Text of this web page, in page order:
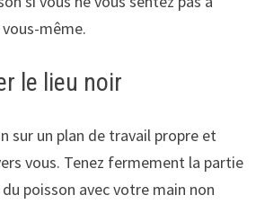
même.
le lieu noir
sur un plan de travail propre et
vous. Tenez fermement la partie
poisson avec votre main non